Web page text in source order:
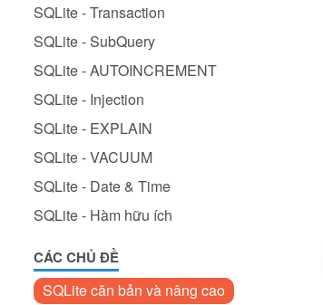
SQLite - Transaction
SQLite - SubQuery
SQLite - AUTOINCREMENT
SQLite - Injection
SQLite - EXPLAIN
SQLite - VACUUM
SQLite - Date & Time
SQLite - Hàm hữu ích
CÁC CHỦ ĐỀ
SQLite căn bản và nâng cao